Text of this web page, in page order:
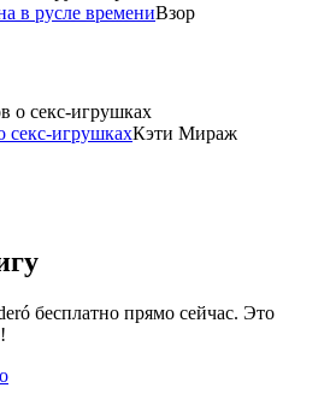
в русле времениВзор
секс-игрушкахКэти Мираж
бесплатно прямо сейчас. Это